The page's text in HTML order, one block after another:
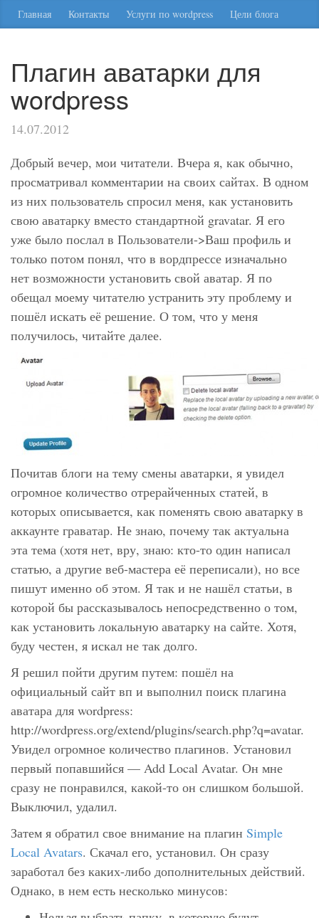
Главная Контакты Услуги по wordpress Цели блога
Плагин аватарки для
wordpress
14.07.2012
Добрый вечер, мои читатели. Вчера я, как обычно,
просматривал комментарии на своих сайтах. В одном
из них пользователь спросил меня, как установить
свою аватарку вместо стандартной gravatar. Я его
уже было послал в Пользователи->Ваш профиль и
только потом понял, что в вордпрессе изначально
нет возможности установить свой аватар. Я по
обещал моему читателю устранить эту проблему и
пошёл искать её решение. О том, что у меня
получилось, читайте далее.
Почитав блоги на тему смены аватарки, я увидел
огромное количество отрерайченных статей, в
которых описывается, как поменять свою аватарку в
аккаунте граватар. Не знаю, почему так актуальна
эта тема (хотя нет, вру, знаю: кто-то один написал
статью, а другие веб-мастера её переписали), но все
пишут именно об этом. Я так и не нашёл статьи, в
которой бы рассказывалось непосредственно о том,
как установить локальную аватарку на сайте. Хотя,
буду честен, я искал не так долго.
Я решил пойти другим путем: пошёл на
официальный сайт вп и выполнил поиск плагина
аватара для wordpress:
http://wordpress.org/extend/plugins/search.php?q=avatar.
Увидел огромное количество плагинов. Установил
первый попавшийся — Add Local Avatar. Он мне
сразу не понравился, какой-то он слишком большой.
Выключил, удалил.
Затем я обратил свое внимание на плагин Simple
Local Avatars. Скачал его, установил. Он сразу
заработал без каких-либо дополнительных действий.
Однако, в нем есть несколько минусов: